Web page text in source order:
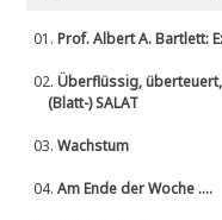
01.Prof. Albert A. Bartlett:
02.Überflüssig,
(Blatt-) SALAT
03.Wachstum
04.Am Ende der Woche ....